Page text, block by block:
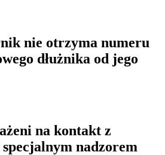
nie otrzyma numeru
dłużnika od jego
na kontakt z
nadzorem